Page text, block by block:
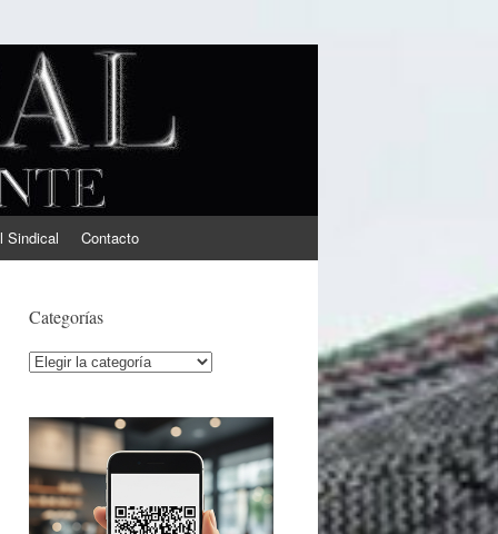
Sindical Contacto
Categorías
Categorías